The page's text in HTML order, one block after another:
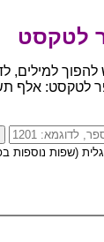
לטקסט
לטקסט: אלף
(שפות נוספות